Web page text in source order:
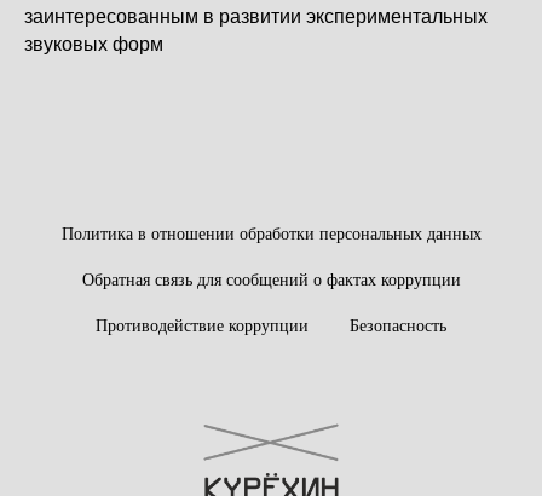
заинтересованным в развитии экспериментальных
звуковых форм
Политика в отношении обработки персональных данных
Обратная связь для сообщений о фактах коррупции
Противодействие коррупции Безопасность